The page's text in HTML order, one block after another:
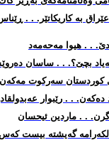
به‌ كاریكاتێر. . .
. . هیوا مه‌حه‌مه‌د
بچێ؟. . . ساسان
كوردستان سه‌ركوت
. . رێبوار
. . ماردین ئیحسان
گه‌یشته‌ بیست